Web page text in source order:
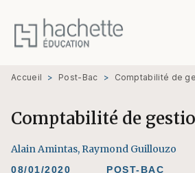
MENU RECHERCHE
PIED DE PAGE
Accueil > Post-Bac > Comptabilité de
Comptabilité de
Alain Amintas, Raymond Guillouzo
08/01/2020 POST-BAC